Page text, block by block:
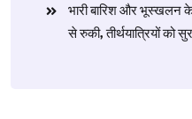
​भारी बारिश और भूस्खलन
से रुकी, तीर्थयात्रियों को